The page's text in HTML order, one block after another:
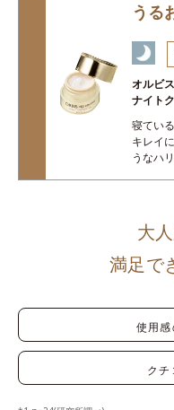
うる
オルビ
ナイト
寝てい
キレイ
うなハ
大
満足で
使用
ク